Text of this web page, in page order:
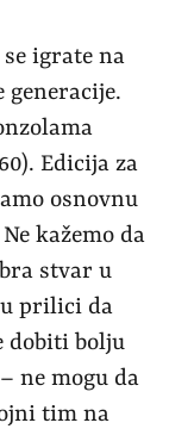
igrate na
Edicija za
osnovnu
kažemo da
stvar u
prilici da
dobiti bolju
ne mogu da
tim na